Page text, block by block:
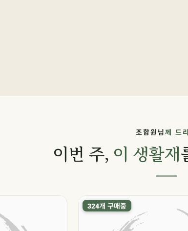
조합원님께 드
이번 주, 이 생활재
324개 구매중